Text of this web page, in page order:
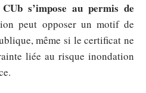
s’impose au permis de
peut opposer un motif de
même si le certificat ne
liée au risque inondation